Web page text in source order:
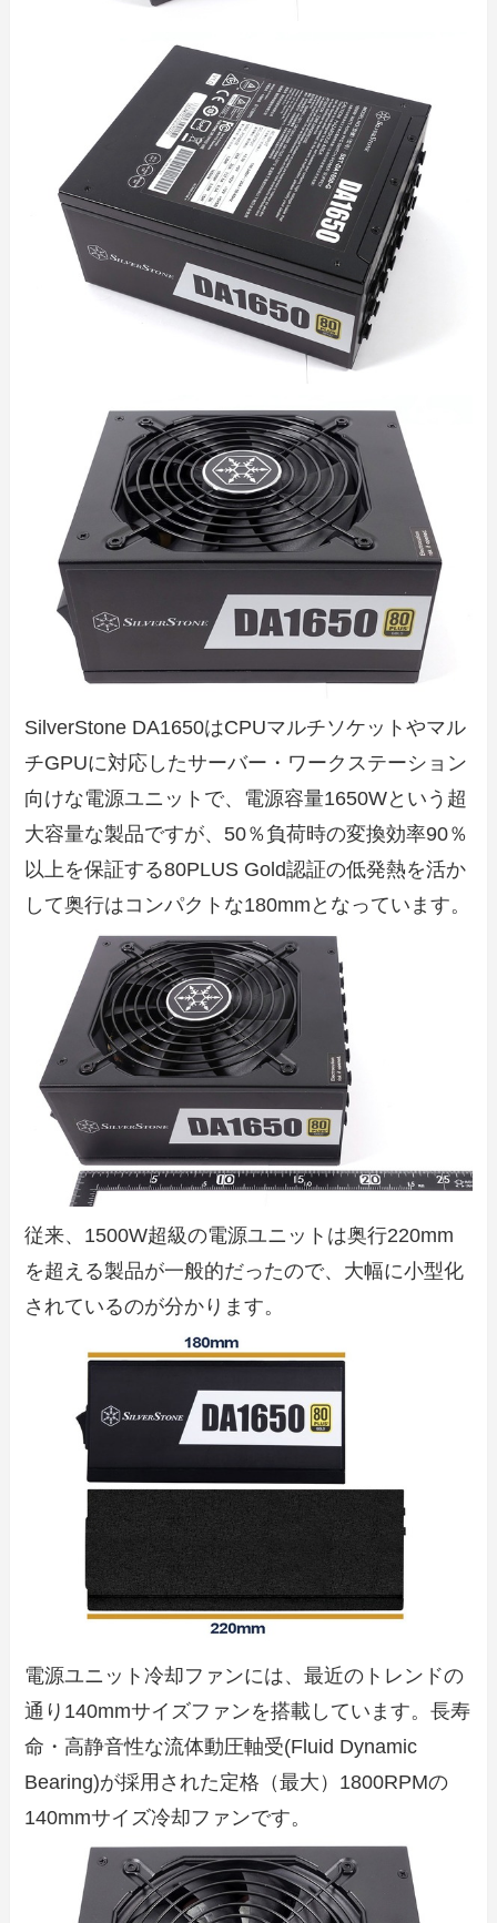
SilverStone DA1650はCPUマルチソケットやマル
チGPUに対応したサーバー・ワークステーション
向けな電源ユニットで、電源容量1650Wという超
大容量な製品ですが、50％負荷時の変換効率90％
以上を保証する80PLUS Gold認証の低発熱を活か
して奥行はコンパクトな180mmとなっています。
従来、1500W超級の電源ユニットは奥行220mm
を超える製品が一般的だったので、大幅に小型化
されているのが分かります。
電源ユニット冷却ファンには、最近のトレンドの
通り140mmサイズファンを搭載しています。長寿
命・高静音性な流体動圧軸受(Fluid Dynamic
Bearing)が採用された定格（最大）1800RPMの
140mmサイズ冷却ファンです。